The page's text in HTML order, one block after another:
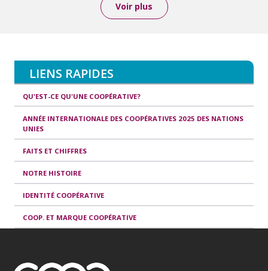
Voir plus
LIENS RAPIDES
QU'EST-CE QU'UNE COOPÉRATIVE?
ANNÉE INTERNATIONALE DES COOPÉRATIVES 2025 DES NATIONS
UNIES
FAITS ET CHIFFRES
NOTRE HISTOIRE
IDENTITÉ COOPÉRATIVE
COOP. ET MARQUE COOPÉRATIVE